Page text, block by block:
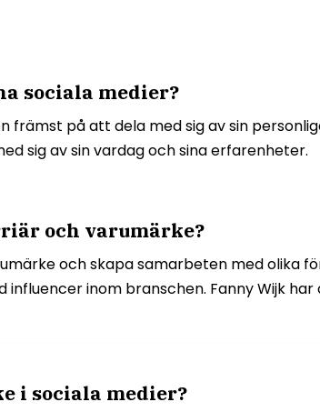
sociala medier?
främst på att dela med sig av sin
sig av sin vardag och sina erfarenheter.
och varumärke?
och skapa samarbeten med olika
inom branschen. Fanny Wijk har
i sociala medier?